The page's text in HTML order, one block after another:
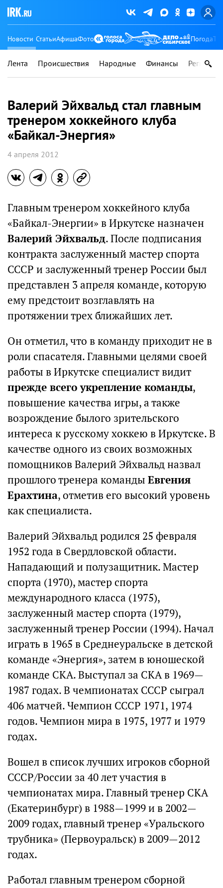
Новости СтатьиАфишаФото Погода
Лента Происшествия Народные Финансы Регионы
Валерий Эйхвальд стал главным
тренером хоккейного клуба
«Байкал-Энергия»
4 апреля 2012
Главным тренером хоккейного клуба
«Байкал-Энергии» в Иркутске назначен
Валерий Эйхвальд. После подписания
контракта заслуженный мастер спорта
СССР и заслуженный тренер России был
представлен 3 апреля команде, которую
ему предстоит возглавлять на
протяжении трех ближайших лет.
Он отметил, что в команду приходит не в
роли спасателя. Главными целями своей
работы в Иркутске специалист видит
прежде всего укрепление команды,
повышение качества игры, а также
возрождение былого зрительского
интереса к русскому хоккею в Иркутске. В
качестве одного из своих возможных
помощников Валерий Эйхвальд назвал
прошлого тренера команды Евгения
Ерахтина, отметив его высокий уровень
как специалиста.
Валерий Эйхвальд родился 25 февраля
1952 года в Свердловской области.
Нападающий и полузащитник. Мастер
спорта (1970), мастер спорта
международного класса (1975),
заслуженный мастер спорта (1979),
заслуженный тренер России (1994). Начал
играть в 1965 в Среднеуральске в детской
команде «Энергия», затем в юношеской
команде СКА. Выступал за СКА в 1969—
1987 годах. В чемпионатах СССР сыграл
406 матчей. Чемпион СССР 1971, 1974
годов. Чемпион мира в 1975, 1977 и 1979
годах.
Вошел в список лучших игроков сборной
СССР/России за 40 лет участия в
чемпионатах мира. Главный тренер СКА
(Екатеринбург) в 1988—1999 и в 2002—
2009 годах, главный тренер «Уральского
трубника» (Первоуральск) в 2009—2012
годах.
Работал главным тренером сборной